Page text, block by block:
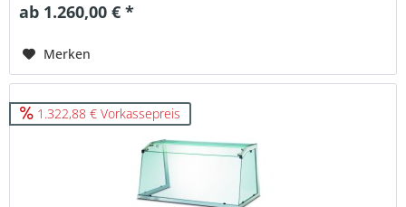
ab 1.260,00 € *
Merken
1.322,88 € Vorkassepreis